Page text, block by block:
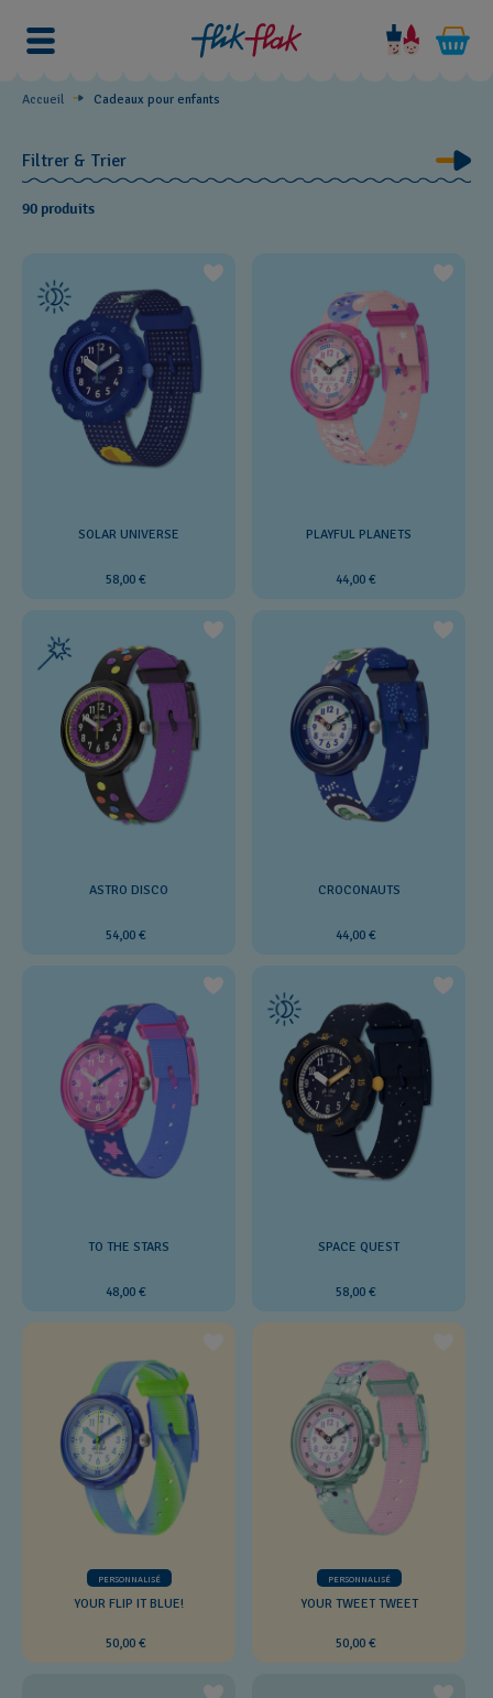
Cadeaux
pour
enfants
Accueil Cadeaux pour enfants
Filtrer & Trier
90 produits
SOLAR UNIVERSE
58,00 €
PLAYFUL PLANETS
44,00 €
ASTRO DISCO
54,00 €
CROCONAUTS
44,00 €
TO THE STARS
48,00 €
SPACE QUEST
58,00 €
PERSONNALISÉ
YOUR FLIP IT BLUE!
50,00 €
PERSONNALISÉ
YOUR TWEET TWEET
50,00 €